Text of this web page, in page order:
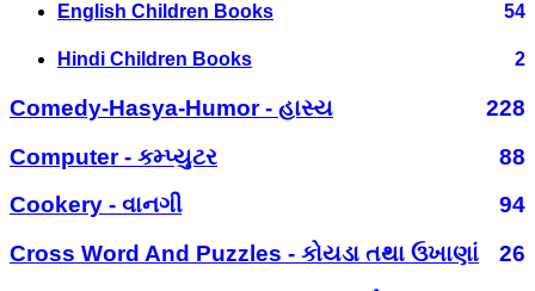
English Children Books 54
Hindi Children Books 2
Comedy-Hasya-Humor - હાસ્ય
228
Computer - કમ્પ્યુટર
88
Cookery - વાનગી
94
Cross Word And Puzzles - કોયડા તથા ઉખાણાં
26